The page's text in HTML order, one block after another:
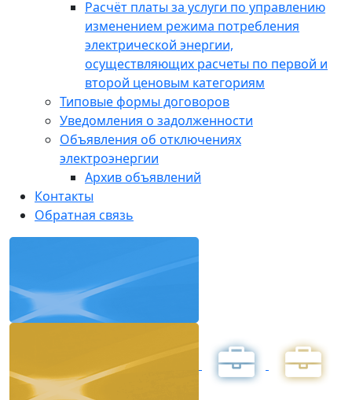
Расчёт платы за услуги по управлению
изменением режима потребления
электрической энергии,
осуществляющих расчеты по первой и
второй ценовым категориям
Типовые формы договоров
Уведомления о задолженности
Объявления об отключениях
электроэнергии
Архив объявлений
Контакты
Обратная связь